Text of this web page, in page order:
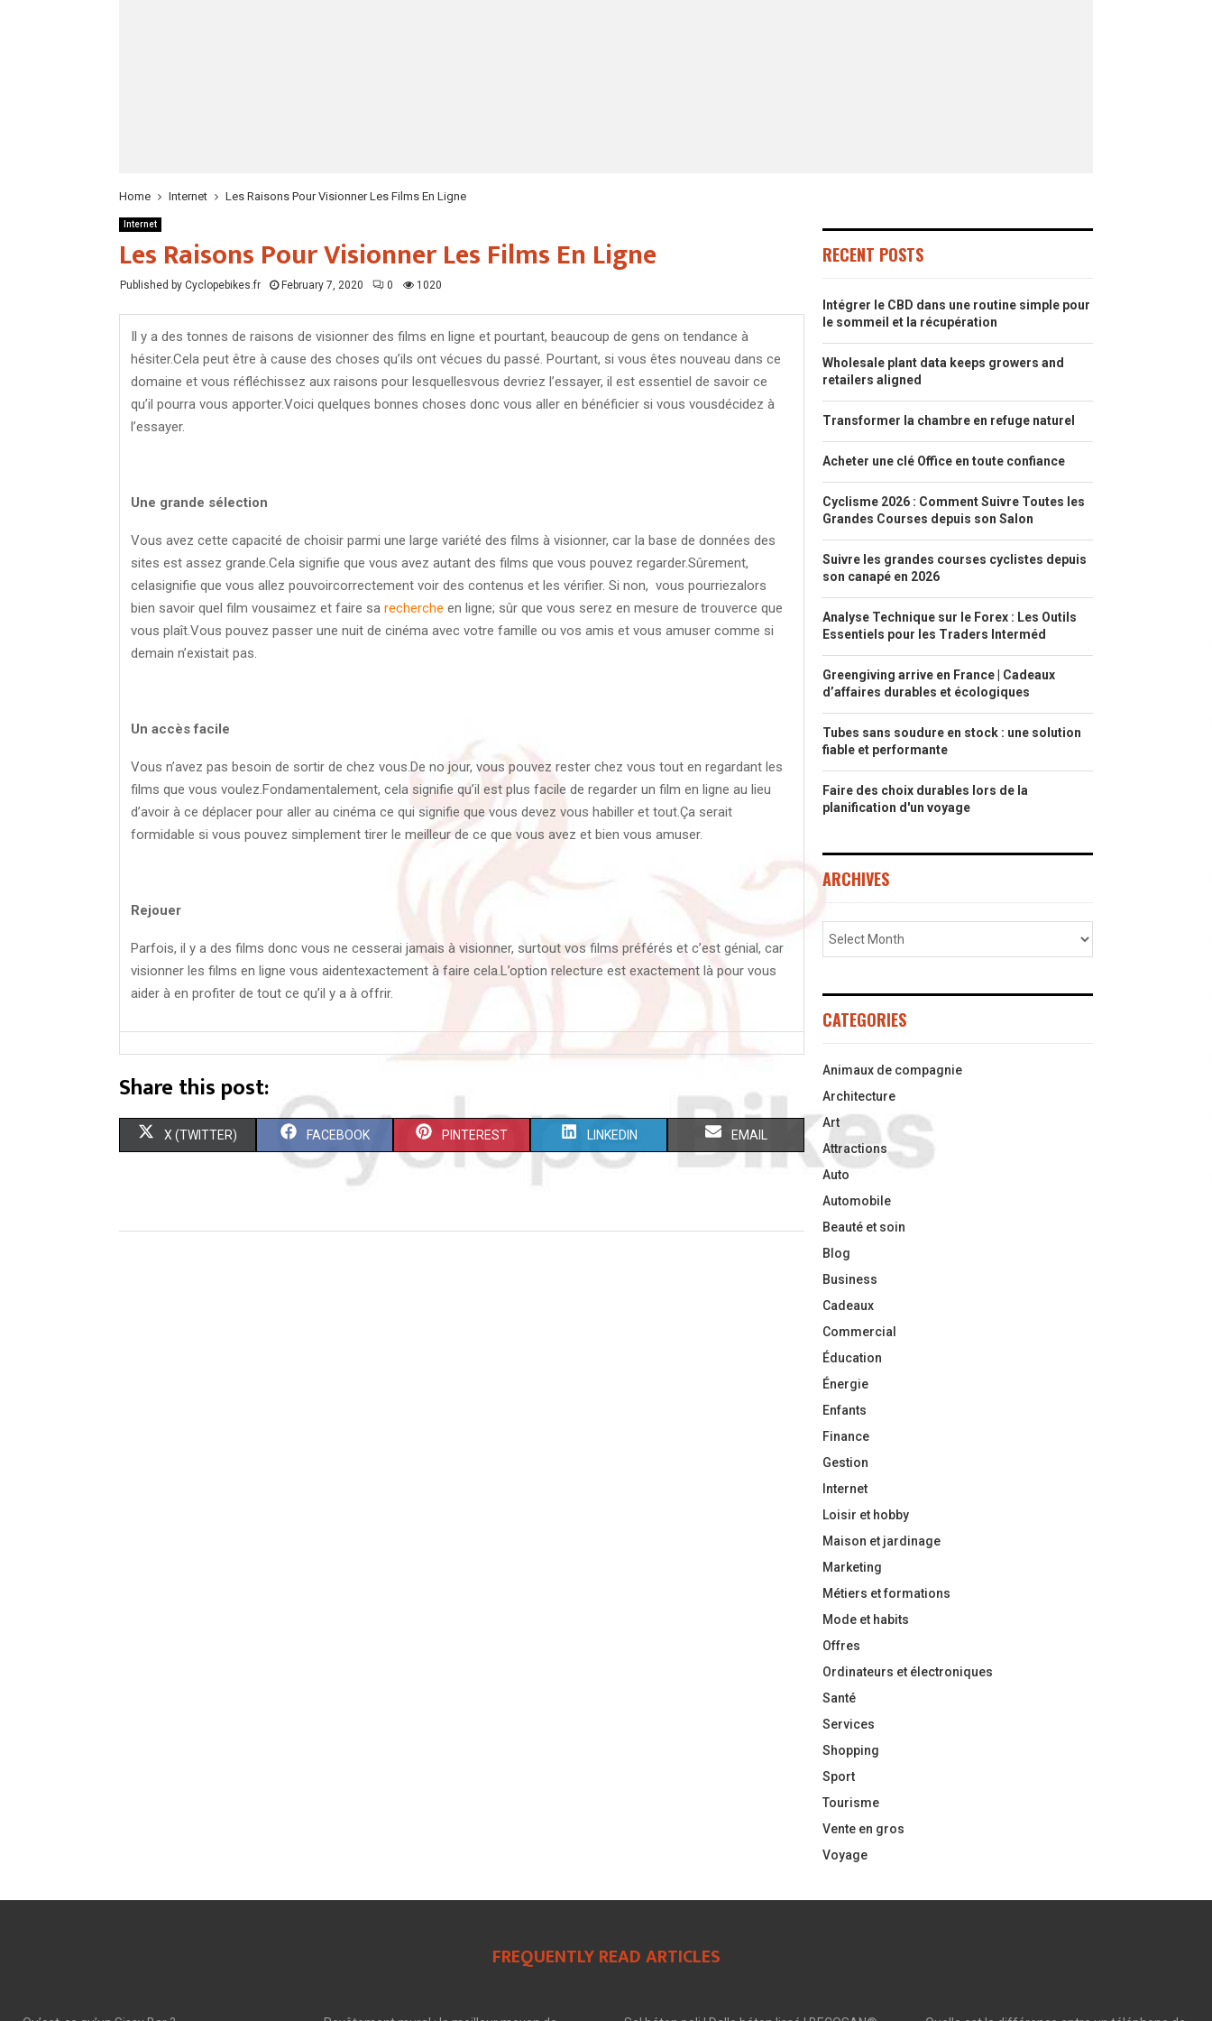
Home Internet Les Raisons Pour Visionner Les Films En Ligne
Internet
Les Raisons Pour Visionner Les Films En Ligne
Published by Cyclopebikes.fr February 7, 2020 0 1020
Il y a des tonnes de raisons de visionner des films en ligne et pourtant, beaucoup de gens on tendance à
hésiter.Cela peut être à cause des choses qu’ils ont vécues du passé. Pourtant, si vous êtes nouveau dans ce
domaine et vous réfléchissez aux raisons pour lesquellesvous devriez l’essayer, il est essentiel de savoir ce
qu’il pourra vous apporter.Voici quelques bonnes choses donc vous aller en bénéficier si vous vousdécidez à
l’essayer.
Une grande sélection
Vous avez cette capacité de choisir parmi une large variété des films à visionner, car la base de données des
sites est assez grande.Cela signifie que vous avez autant des films que vous pouvez regarder.Sûrement,
celasignifie que vous allez pouvoircorrectement voir des contenus et les vérifier. Si non, vous pourriezalors
bien savoir quel film vousaimez et faire sa recherche en ligne; sûr que vous serez en mesure de trouverce que
vous plaît.Vous pouvez passer une nuit de cinéma avec votre famille ou vos amis et vous amuser comme si
demain n’existait pas.
Un accès facile
Vous n’avez pas besoin de sortir de chez vous.De no jour, vous pouvez rester chez vous tout en regardant les
films que vous voulez.Fondamentalement, cela signifie qu’il est plus facile de regarder un film en ligne au lieu
d’avoir à ce déplacer pour aller au cinéma ce qui signifie que vous devez vous habiller et tout.Ça serait
formidable si vous pouvez simplement tirer le meilleur de ce que vous avez et bien vous amuser.
Rejouer
Parfois, il y a des films donc vous ne cesserai jamais à visionner, surtout vos films préférés et c’est génial, car
visionner les films en ligne vous aidentexactement à faire cela.L’option relecture est exactement là pour vous
aider à en profiter de tout ce qu’il y a à offrir.
Share this post:
S
R
X (TWITTER) S
H
R
FACEBOOK S
R
PINTEREST S
R
LINKEDIN S
R
EMAIL
RECENT POSTS
Intégrer le CBD dans une routine simple pour
le sommeil et la récupération
Wholesale plant data keeps growers and
retailers aligned
Transformer la chambre en refuge naturel
Acheter une clé Office en toute confiance
Cyclisme 2026 : Comment Suivre Toutes les
Grandes Courses depuis son Salon
Suivre les grandes courses cyclistes depuis
son canapé en 2026
Analyse Technique sur le Forex : Les Outils
Essentiels pour les Traders Interméd
Greengiving arrive en France | Cadeaux
d’affaires durables et écologiques
Tubes sans soudure en stock : une solution
fiable et performante
Faire des choix durables lors de la
planification d'un voyage
ARCHIVES
CATEGORIES
Animaux de compagnie
Architecture
Art
Attractions
Auto
Automobile
Beauté et soin
Blog
Business
Cadeaux
Commercial
Éducation
Énergie
Enfants
Finance
Gestion
Internet
Loisir et hobby
Maison et jardinage
Marketing
Métiers et formations
Mode et habits
Offres
Ordinateurs et électroniques
Santé
Services
Shopping
Sport
Tourisme
Vente en gros
Voyage
FREQUENTLY READ ARTICLES